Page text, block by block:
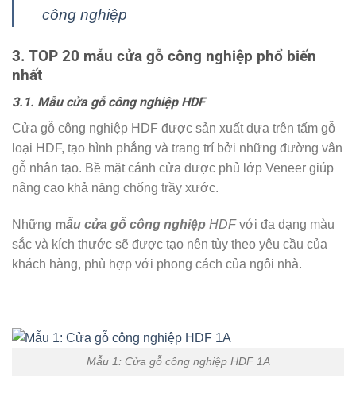
công nghiệp
3. TOP 20 mẫu cửa gỗ công nghiệp phổ biến
nhất
3.1. Mẫu cửa gỗ công nghiệp HDF
Cửa gỗ công nghiệp HDF được sản xuất dựa trên tấm gỗ
loại HDF, tạo hình phẳng và trang trí bởi những đường vân
gỗ nhân tạo. Bề mặt cánh cửa được phủ lớp Veneer giúp
nâng cao khả năng chống trầy xước.
Những mẫu cửa gỗ công nghiệp HDFvới đa dạng màu
sắc và kích thước sẽ được tạo nên tùy theo yêu cầu của
khách hàng, phù hợp với phong cách của ngôi nhà.
Mẫu 1: Cửa gỗ công nghiệp HDF 1A